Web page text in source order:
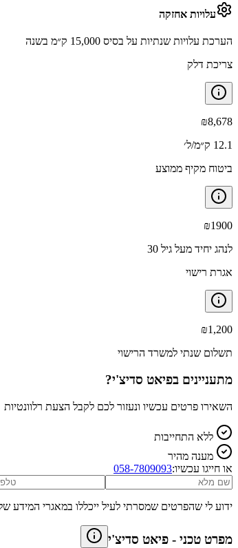
עלויות אחזקה
הערכת עלויות שנתיות על בסיס 15,000 ק״מ בשנה
צריכת דלק
₪8,678
12.1 ק״מ/ל׳
ביטוח מקיף ממוצע
₪1900
לנהג יחיד מעל גיל 30
אגרת רישוי
₪1,200
תשלום שנתי למשרד הרישוי
מתעניינים בפיאט סדיצ'י?
השאירו פרטים עכשיו ונעזור לכם לקבל הצעת רלוונטיות
ללא התחייבות
מענה מהיר
או חייגו עכשיו:058-7809093
ידוע לי שהפרטים שמסרתי לעיל ייכללו במאגרי המידע
מפרט טכני - פיאט סדיצ'י